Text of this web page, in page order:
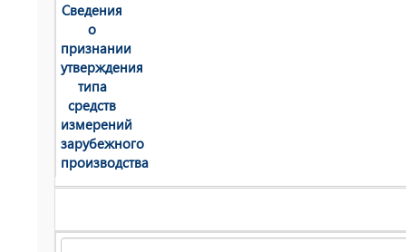
Сведения
о
признании
утверждения
типа
средств
измерений
зарубежного
производства